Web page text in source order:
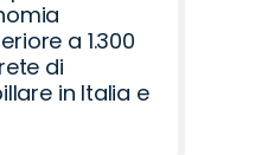
a 1.300
di
in Italia e